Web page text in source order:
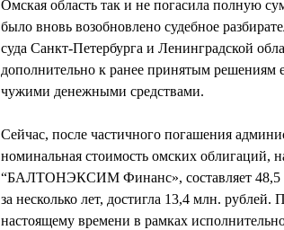
Омская область так и не погасила полную
было вновь возобновлено судебное
суда Санкт-Петербурга и Ленинградской
дополнительно к ранее принятым решениям
чужими денежными средствами.
Сейчас, после частичного погашения
номинальная стоимость омских
“БАЛТОНЭКСИМ Финанс», составляет 48,5
за несколько лет, достигла 13,4 млн.
настоящему времени в рамках